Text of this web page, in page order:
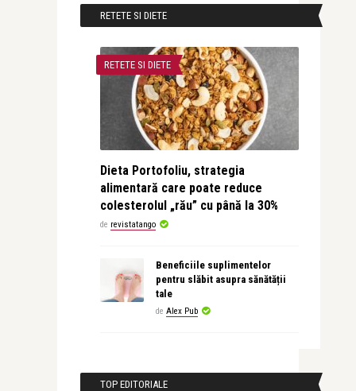
RETETE SI DIETE
RETETE SI DIETE
Dieta Portofoliu, strategia
alimentară care poate reduce
colesterolul „rău” cu până la 30%
de revistatango
Beneficiile suplimentelor
pentru slăbit asupra sănătății
tale
de Alex Pub
TOP EDITORIALE